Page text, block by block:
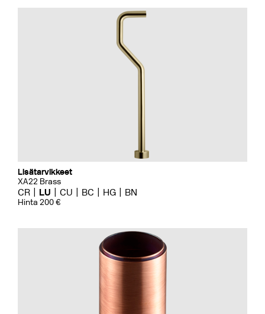
Lisätarvikkeet
XA22 Brass
CR LU CU BC HG BN
Hinta 200 €